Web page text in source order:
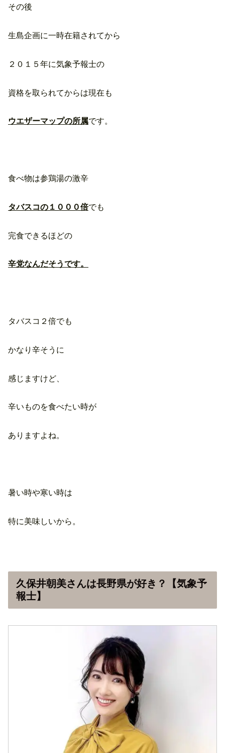
その後
生島企画に一時在籍されてから
２０１５年に気象予報士の
資格を取られてからは現在も
ウエザーマップの所属です。
食べ物は参鶏湯の激辛
タバスコの１０００倍でも
完食できるほどの
辛党なんだそうです。
タバスコ２倍でも
かなり辛そうに
感じますけど、
辛いものを食べたい時が
ありますよね。
暑い時や寒い時は
特に美味しいから。
久保井朝美さんは長野県が好き？【気象予
報士】